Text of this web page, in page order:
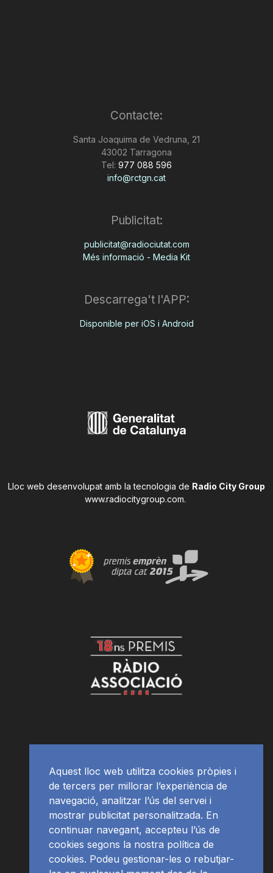
Contacte:
Santa Joaquima de Vedruna, 21
43002 Tarragona
Tel: 977 088 596
info@rctgn.cat
Publicitat:
publicitat@radiociutat.com
Més informació - Media Kit
Descarrega't l'APP:
Disponible per iOS i Android
Lloc web desenvolupat amb la tecnologia de Radio City Group
www.radiocitygroup.com.
Aquest lloc web utilitza cookies pròpies i
de tercers per millorar l’experiència de
navegació, analitzar l’ús del servei i
mostrar publicitat personalitzada. En
continuar navegant, accepteu l’ús de
cookies segons la nostra política de
cookies. Podeu gestionar-les o rebutjar-